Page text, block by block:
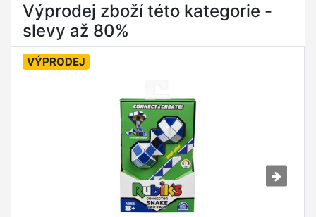
Výprodej zboží této kategorie -
slevy až 80%
VÝPRODEJ